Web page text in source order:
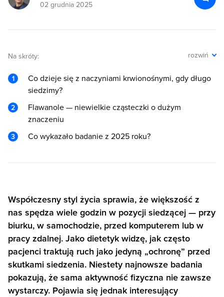
02 grudnia 2025
Na skróty: rozwiń
Co dzieje się z naczyniami krwionośnymi, gdy długo
siedzimy?
Flawanole — niewielkie cząsteczki o dużym
znaczeniu
Co wykazało badanie z 2025 roku?
Współczesny styl życia sprawia, że większość z
nas spędza wiele godzin w pozycji siedzącej — przy
biurku, w samochodzie, przed komputerem lub w
pracy zdalnej. Jako dietetyk widzę, jak często
pacjenci traktują ruch jako jedyną „ochronę” przed
skutkami siedzenia. Niestety najnowsze badania
pokazują, że sama aktywność fizyczna nie zawsze
wystarczy. Pojawia się jednak interesujący